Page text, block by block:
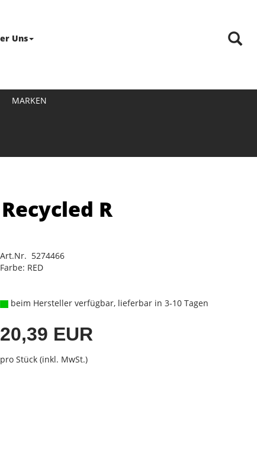
Uns
MARKEN
R
Art.Nr. 5274466
Farbe: RED
beim Hersteller verfügbar, lieferbar in 3-10 Tagen
20,39 EUR
pro Stück (inkl. MwSt.)